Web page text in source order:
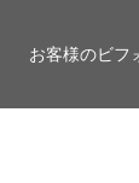
お客様のビフ